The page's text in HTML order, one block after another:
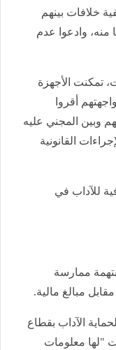
خلافات بينهم
وادعوا عدم
تمكنت الأجهزة
أقروا
وبين المجني عليه
القانونية
للآداب في
ممارسة
مقابل مبالغ مالية.
الآداب بقطاع
"لها معلومات